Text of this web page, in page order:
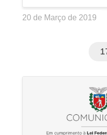
20 de Março de 2019